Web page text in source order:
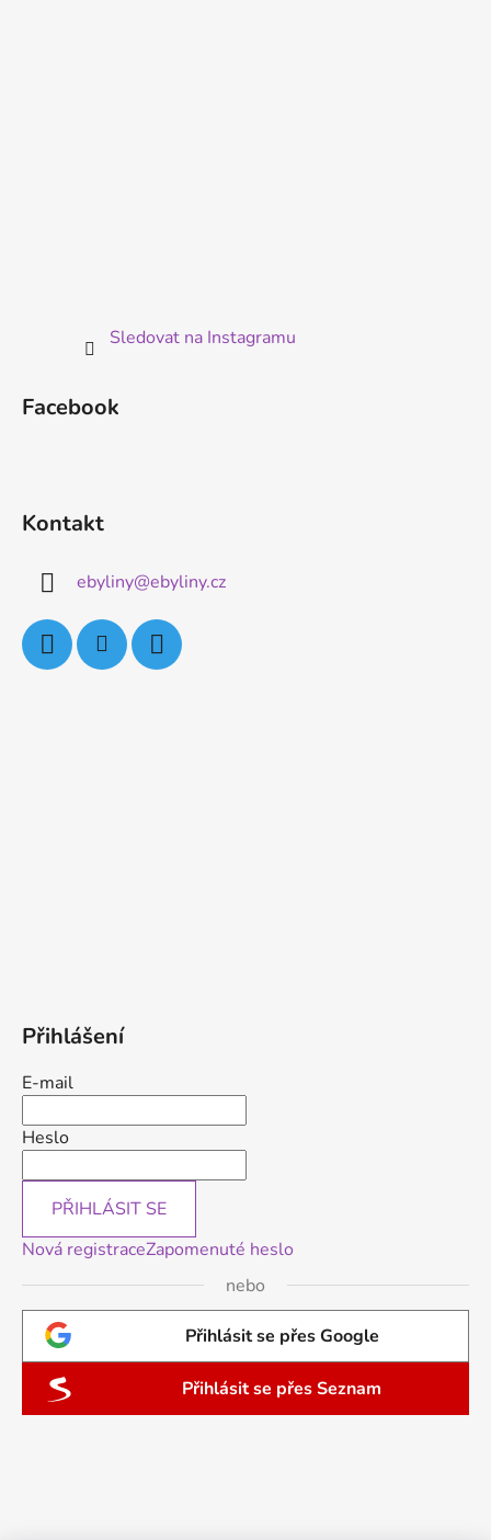
Sledovat na Instagramu
Facebook
Kontakt
ebyliny@ebyliny.cz
Přihlášení
E-mail
Heslo
PŘIHLÁSIT SE
Nová registraceZapomenuté heslo
nebo
Přihlásit se přes Google
Přihlásit se přes Seznam